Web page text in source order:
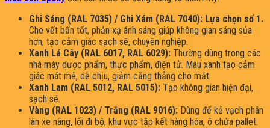
Ghi Sáng (RAL 7035) / Ghi Xám (RAL 7040): Lựa chọn số 1.
Che vết bẩn tốt, phản xạ ánh sáng giúp không gian sáng sủa
hơn, tạo cảm giác sạch sẽ, chuyên nghiệp.
Xanh Lá Cây (RAL 6017, RAL 6029): Thường dùng trong các
nhà máy dược phẩm, thực phẩm, điện tử. Màu xanh tạo cảm
giác mát mẻ, dễ chịu, giảm căng thẳng cho mắt.
Xanh Lam (RAL 5012, RAL 5015): Tạo không gian hiện đại,
sạch sẽ.
Vàng (RAL 1023) / Trắng (RAL 9016): Dùng để kẻ vạch phân
làn xe nâng, lối đi bộ, khu vực tập kết hàng hóa, ô chứa pallet.